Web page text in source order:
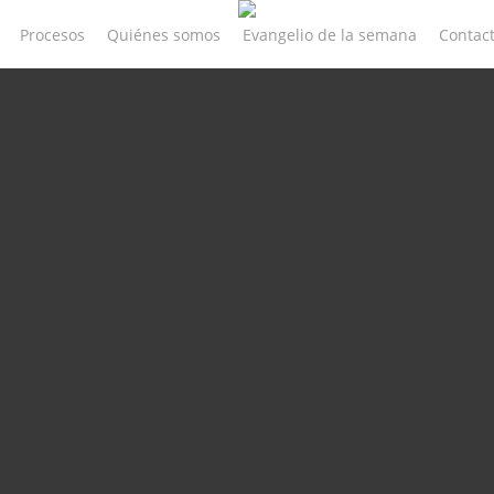
Procesos Quiénes somos Evangelio de la semana